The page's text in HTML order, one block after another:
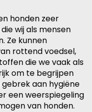
honden zeer
wij als mensen
Ze kunnen
rottend voedsel,
die we vaak als
om te begrijpen
aan hygiëne
een weerspiegeling
van honden.